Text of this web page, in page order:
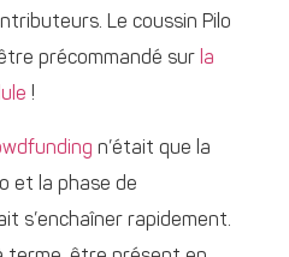
Le coussin Pilo
précommandé sur la
!
n’était que la
et la phase de
s’enchaîner rapidement.